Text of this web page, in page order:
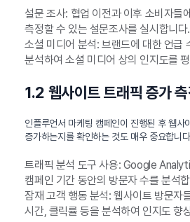
설문 조사: 협업 이전과 이후 소비자들
측정할 수 있는 설문조사를 실시합니다.
소셜 미디어 분석: 브랜드에 대한 언급
분석하여 소셜 미디어 상의 인지도를
1.2 웹사이트 트래픽 증가
인플루언서 마케팅 캠페인이 진행된 후 웹사
증가하는지를 확인하는 것도 매우 중요합니
트래픽 분석 도구 사용: Google
캠페인 기간 동안의 방문자 수를 분석
잠재 고객 행동 분석: 웹사이트 방문자
시간, 클릭률 등을 분석하여 인지도 향